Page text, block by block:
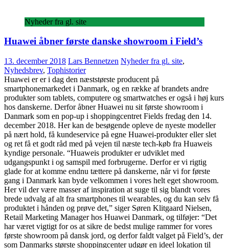
Nyheder fra gl. site
Huawei åbner første danske showroom i Field’s
13. december 2018 Lars Bennetzen Nyheder fra gl. site,
Nyhedsbrev, Tophistorier
Huawei er er i dag den næststørste producent på
smartphonemarkedet i Danmark, og en række af brandets andre
produkter som tablets, computere og smartwatches er også i høj kurs
hos danskerne. Derfor åbner Huawei nu sit første showroom i
Danmark som en pop-up i shoppingcentret Fields fredag den 14.
december 2018. Her kan de besøgende opleve de nyeste modeller
på nært hold, få kundeservice på egne Huawei-produkter eller slet
og ret få et godt råd med på vejen til næste tech-køb fra Huaweis
kyndige personale. “Huaweis produkter er udviklet med
udgangspunkt i og samspil med forbrugerne. Derfor er vi rigtig
glade for at komme endnu tættere på danskerne, når vi for første
gang i Danmark kan byde velkommen i vores helt eget showroom.
Her vil der være masser af inspiration at suge til sig blandt vores
brede udvalg af alt fra smartphones til wearables, og du kan selv få
produktet i hånden og prøve det,” siger Søren Klitgaard Nielsen,
Retail Marketing Manager hos Huawei Danmark, og tilføjer: “Det
har været vigtigt for os at sikre de bedst mulige rammer for vores
første showroom på dansk jord, og derfor faldt valget på Field’s, der
som Danmarks største shoppingcenter udgør en ideel lokation til